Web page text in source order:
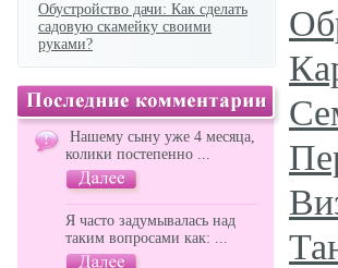
Обустройство дачи: Как сделать
садовую скамейку своими
руками?
Нашему сыну уже 4 месяца,
колики постепенно ...
Я часто задумывалась над
таким вопросами как: ...